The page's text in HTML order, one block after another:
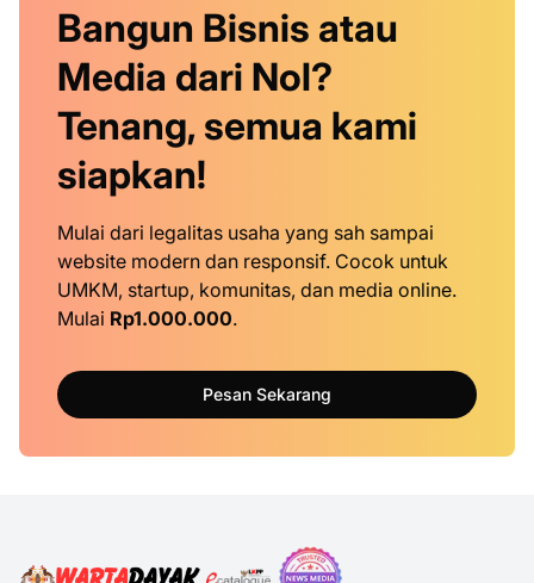
Bangun Bisnis atau
Media dari Nol?
Tenang, semua kami
siapkan!
Mulai dari legalitas usaha yang sah sampai
website modern dan responsif. Cocok untuk
UMKM, startup, komunitas, dan media online.
Mulai Rp1.000.000.
Pesan Sekarang